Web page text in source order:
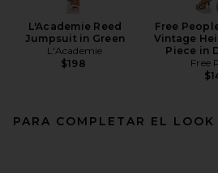
L'Academie Reed
Jumpsuit in Green
L'Academie
$198
Free
Vintage
Piece in
Free
PARA COMPLETAR EL LOOK